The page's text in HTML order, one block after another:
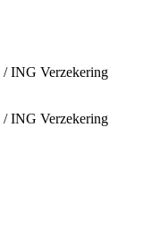
/ING Verzekering
/ING Verzekering